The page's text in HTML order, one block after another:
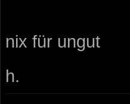
nix für ungut
h.